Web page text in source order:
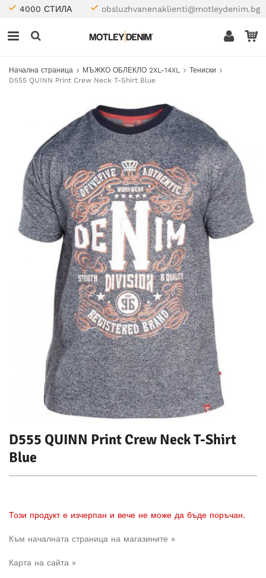
4000 СТИЛА obsluzhvanenaklienti@motleydenim.bg
Начална страница МЪЖКО ОБЛЕКЛО 2XL-14XL
Тениски
D555 QUINN Print Crew Neck T-Shirt Blue
D555 QUINN Print Crew Neck T-Shirt
Blue
Този продукт е изчерпан и вече не може да бъде поръчан.
Към началната страница на магазините »
Карта на сайта »